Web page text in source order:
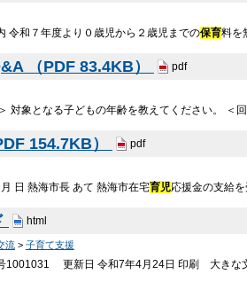
令和７年度より０歳児から２歳児までの保育料を
（PDF 83.4KB） pdf
対象となる子どもの年齢を教えてください。
154.7KB） pdf
日 熱海市長 あて 熱海市在宅育児応援金の支給
html
流> 子育て支援
1001031 更新日 令和7年4月24日 印刷 大きな